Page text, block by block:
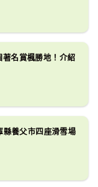
著名賞楓勝地！介紹
縣養父市四座滑雪場